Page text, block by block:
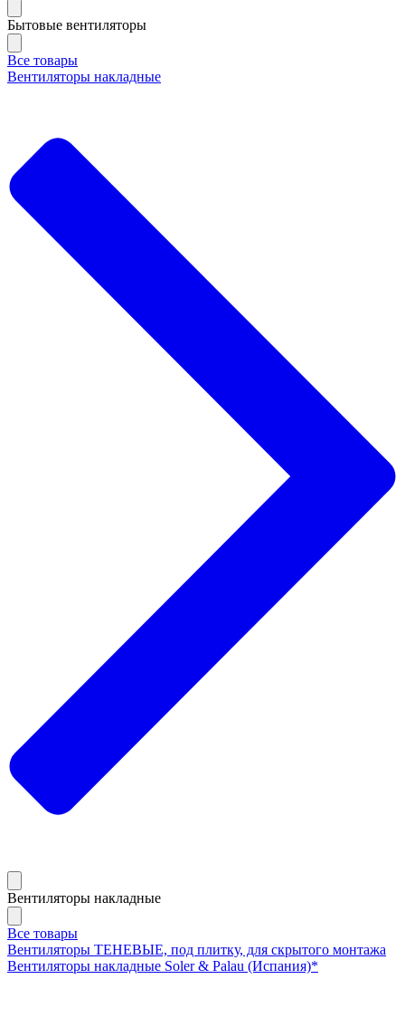
Бытовые вентиляторы
Все товары
Вентиляторы накладные
Вентиляторы накладные
Все товары
Вентиляторы ТЕНЕВЫЕ, под плитку, для скрытого монтажа
Вентиляторы накладные Soler & Palau (Испания)*